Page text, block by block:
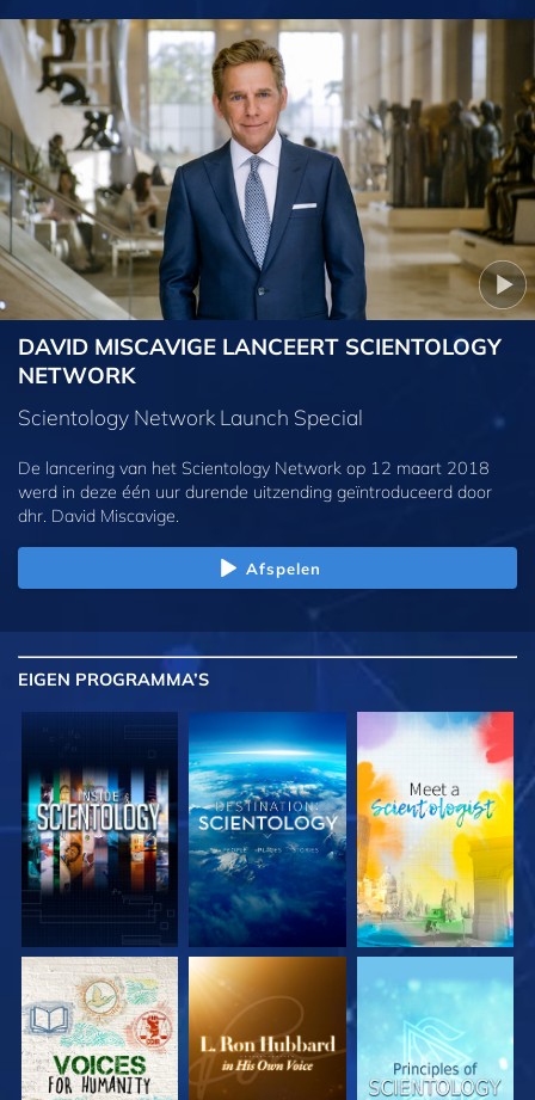
DAVID MISCAVIGE LANCEERT SCIENTOLOGY
NETWORK
Scientology Network Launch Special
De lancering van het Scientology Network op 12 maart 2018
werd in deze één uur durende uitzending geïntroduceerd door
dhr. David Miscavige.
Afspelen
EIGEN PROGRAMMA’S
VERKEN DE SERIE VERKEN DE SERIE VERKEN DE SERIE